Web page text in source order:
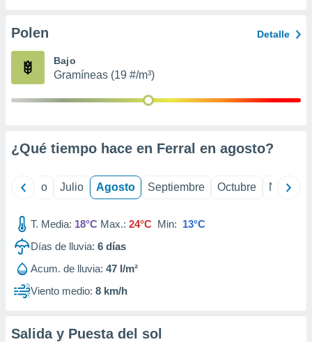
e
mediante
de
Polen Detalle
Bajo
Gramíneas (19 #/m³)
¿Qué tiempo hace en Ferral en agosto?
Junio Julio Agosto Septiembre Octubre
T. Media: 18°C Max.: 24°C Min: 13°C
Días de lluvia: 6 días
Acum. de lluvia: 47 l/m²
Viento medio: 8 km/h
Salida y Puesta del sol